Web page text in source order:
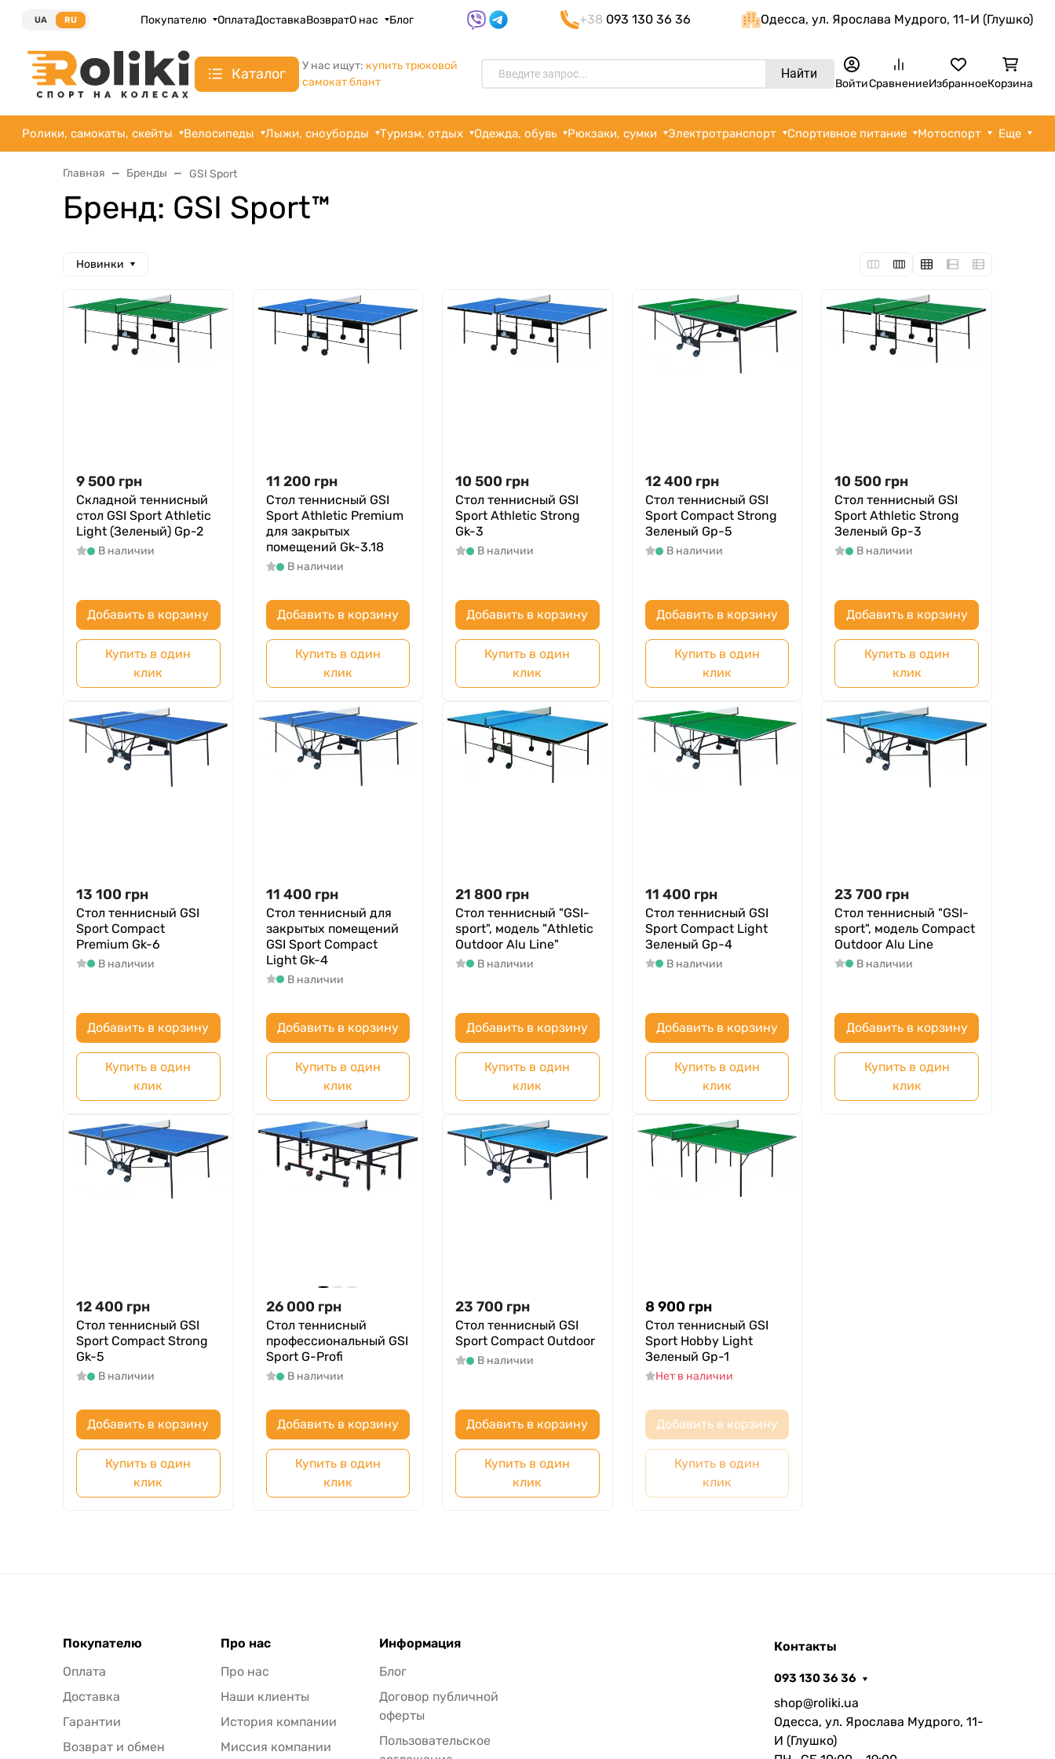
UA RU Покупателю ОплатаДоставкаВозвратО нас Блог +38 093 130 36 36 Одеcса, ул. Ярослава Мудрого, 11-И (Глушко)
Каталог У нас ищут: купить трюковой
самокат блант
Найти
ВойтиСравнениеИзбранноеКорзина
Ролики, самокаты, скейты Велосипеды Лыжи, сноуборды Туризм, отдых Одежда, обувь Рюкзаки, сумки Электротранспорт Спортивное питание Мотоспорт Еще
Главная Бренды GSI Sport
Бренд: GSI Sport™
Новинки
9 500 грн
Складной теннисный
стол GSI Sport Athletic
Light (Зеленый) Gp-2
В наличии
Добавить в корзину
Купить в один
клик
11 200 грн
Стол теннисный GSI
Sport Athletic Premium
для закрытых
помещений Gk-3.18
В наличии
Добавить в корзину
Купить в один
клик
10 500 грн
Стол теннисный GSI
Sport Athletic Strong
Gk-3
В наличии
Добавить в корзину
Купить в один
клик
12 400 грн
Стол теннисный GSI
Sport Compact Strong
Зеленый Gp-5
В наличии
Добавить в корзину
Купить в один
клик
10 500 грн
Стол теннисный GSI
Sport Athletic Strong
Зеленый Gp-3
В наличии
Добавить в корзину
Купить в один
клик
13 100 грн
Стол теннисный GSI
Sport Compact
Premium Gk-6
В наличии
Добавить в корзину
Купить в один
клик
11 400 грн
Стол теннисный для
закрытых помещений
GSI Sport Compact
Light Gk-4
В наличии
Добавить в корзину
Купить в один
клик
21 800 грн
Стол теннисный "GSI-
sport", модель "Athletic
Outdoor Alu Line"
В наличии
Добавить в корзину
Купить в один
клик
11 400 грн
Стол теннисный GSI
Sport Compact Light
Зеленый Gp-4
В наличии
Добавить в корзину
Купить в один
клик
23 700 грн
Стол теннисный "GSI-
sport", модель Compact
Outdoor Alu Line
В наличии
Добавить в корзину
Купить в один
клик
12 400 грн
Стол теннисный GSI
Sport Compact Strong
Gk-5
В наличии
Добавить в корзину
Купить в один
клик
26 000 грн
Стол теннисный
профессиональный GSI
Sport G-Profi
В наличии
Добавить в корзину
Купить в один
клик
23 700 грн
Стол теннисный GSI
Sport Compact Outdoor
В наличии
Добавить в корзину
Купить в один
клик
8 900 грн
Стол теннисный GSI
Sport Hobby Light
Зеленый Gp-1
Нет в наличии
Добавить в корзину
Купить в один
клик
Покупателю
Оплата
Доставка
Гарантии
Возврат и обмен
Про нас
Про нас
Наши клиенты
История компании
Миссия компании
Информация
Блог
Договор публичной
оферты
Пользовательское
Контакты
093 130 36 36
shop@roliki.ua
Одесса, ул. Ярослава Мудрого, 11-
И (Глушко)